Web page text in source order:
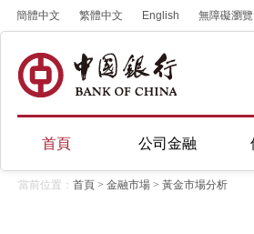
簡體中文 繁體中文 English 無障礙瀏覽
首頁 公司金融
當前位置： 首頁 > 金融市場 > 黃金市場分析